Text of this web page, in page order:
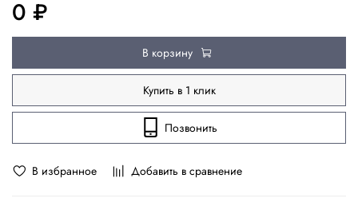
В избранное Добавить в сравнение
0 ₽
В корзину
Купить в 1 клик
Позвонить